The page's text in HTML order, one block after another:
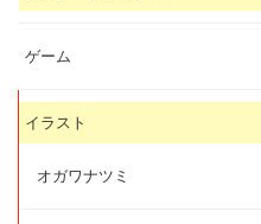
ゲーム
イラスト
オガワナツミ